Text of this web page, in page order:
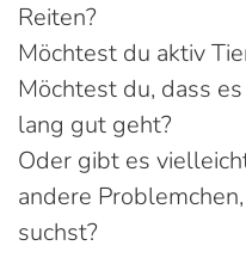
Reiten?
Möchtest du aktiv
Möchtest du, dass
lang gut geht?
Oder gibt es
andere
suchst?